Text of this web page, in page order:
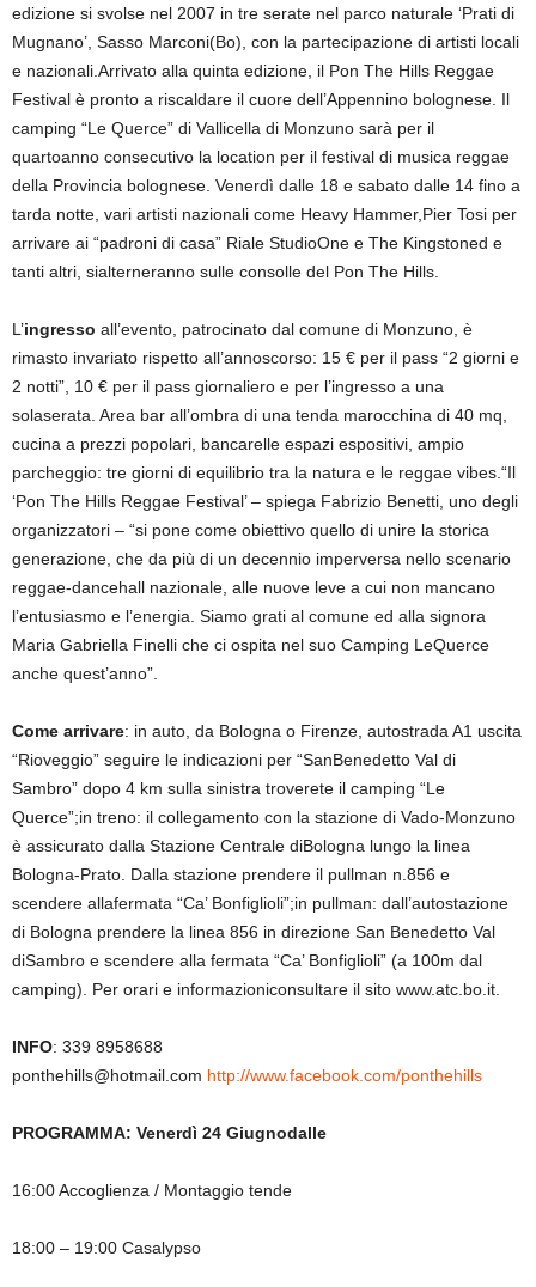
edizione si svolse nel 2007 in tre serate nel parco naturale ‘Prati di
Mugnano’, Sasso Marconi(Bo), con la partecipazione di artisti locali
e nazionali.Arrivato alla quinta edizione, il Pon The Hills Reggae
Festival è pronto a riscaldare il cuore dell’Appennino bolognese. Il
camping “Le Querce” di Vallicella di Monzuno sarà per il
quartoanno consecutivo la location per il festival di musica reggae
della Provincia bolognese. Venerdì dalle 18 e sabato dalle 14 fino a
tarda notte, vari artisti nazionali come Heavy Hammer,Pier Tosi per
arrivare ai “padroni di casa” Riale StudioOne e The Kingstoned e
tanti altri, sialterneranno sulle consolle del Pon The Hills.
L’ingresso all’evento, patrocinato dal comune di Monzuno, è
rimasto invariato rispetto all’annoscorso: 15 € per il pass “2 giorni e
2 notti”, 10 € per il pass giornaliero e per l’ingresso a una
solaserata. Area bar all’ombra di una tenda marocchina di 40 mq,
cucina a prezzi popolari, bancarelle espazi espositivi, ampio
parcheggio: tre giorni di equilibrio tra la natura e le reggae vibes.“Il
‘Pon The Hills Reggae Festival’ – spiega Fabrizio Benetti, uno degli
organizzatori – “si pone come obiettivo quello di unire la storica
generazione, che da più di un decennio imperversa nello scenario
reggae-dancehall nazionale, alle nuove leve a cui non mancano
l’entusiasmo e l’energia. Siamo grati al comune ed alla signora
Maria Gabriella Finelli che ci ospita nel suo Camping LeQuerce
anche quest’anno”.
Come arrivare: in auto, da Bologna o Firenze, autostrada A1 uscita
“Rioveggio” seguire le indicazioni per “SanBenedetto Val di
Sambro” dopo 4 km sulla sinistra troverete il camping “Le
Querce”;in treno: il collegamento con la stazione di Vado-Monzuno
è assicurato dalla Stazione Centrale diBologna lungo la linea
Bologna-Prato. Dalla stazione prendere il pullman n.856 e
scendere allafermata “Ca’ Bonfiglioli”;in pullman: dall’autostazione
di Bologna prendere la linea 856 in direzione San Benedetto Val
diSambro e scendere alla fermata “Ca’ Bonfiglioli” (a 100m dal
camping). Per orari e informazioniconsultare il sito www.atc.bo.it.
INFO: 339 8958688
ponthehills@hotmail.com http://www.facebook.com/ponthehills
PROGRAMMA: Venerdì 24 Giugnodalle
16:00 Accoglienza / Montaggio tende
18:00 – 19:00 Casalypso